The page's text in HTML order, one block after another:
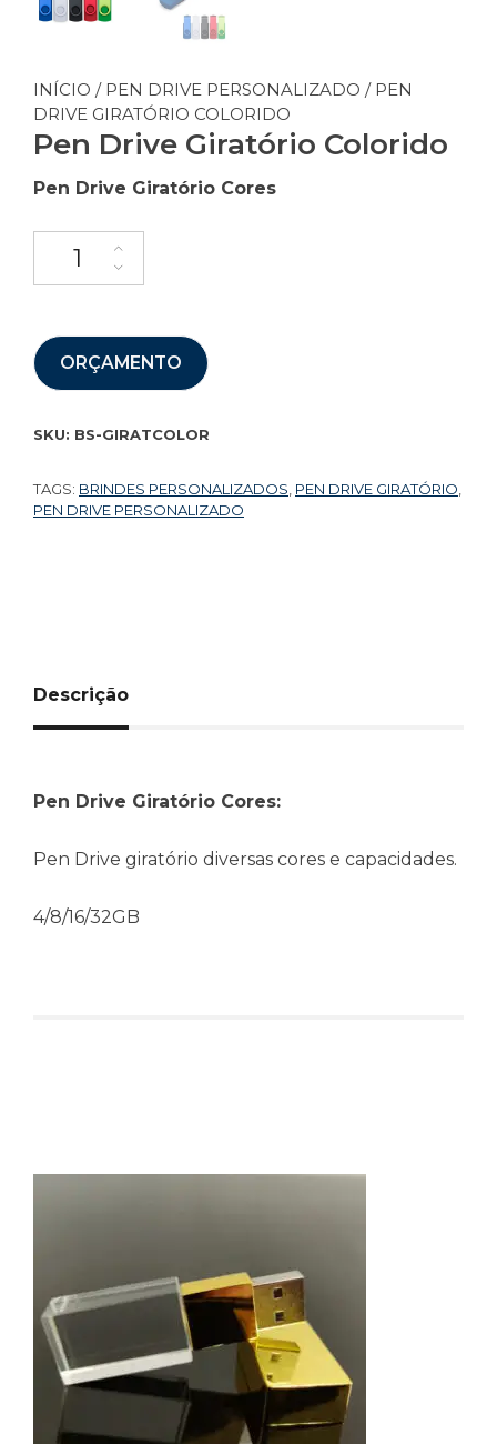
INÍCIO / PEN DRIVE PERSONALIZADO / PEN
DRIVE GIRATÓRIO COLORIDO
Pen Drive Giratório Colorido
Pen Drive Giratório Cores
ORÇAMENTO
SKU: BS-GIRATCOLOR
TAGS: BRINDES PERSONALIZADOS PEN DRIVE GIRATÓRIO
PEN DRIVE PERSONALIZADO
Descrição
Pen Drive Giratório Cores:
Pen Drive giratório diversas cores e capacidades.
4/8/16/32GB